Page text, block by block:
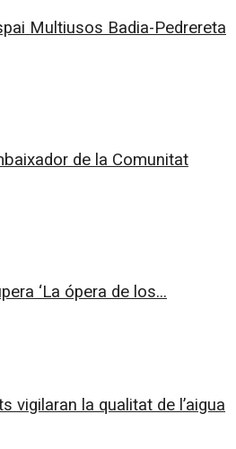
Multiusos Badia-Pedrereta
de la Comunitat
‘La ópera de los...
vigilaran la qualitat de l’aigua